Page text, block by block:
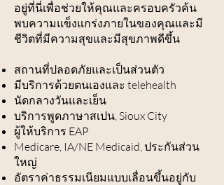
อยู่ที่นี่เพื่อช่วยให้คุณและครอบครัวค้น
พบความแข็งแกร่งภายในของคุณและมี
ชีวิตที่มีความสุขและมีสุขภาพดีขึ้น
สถานที่ปลอดภัยและเป็นส่วนตัว
มีบริการด้วยตนเองและ telehealth
นัดกลางวันและเย็น
บริการพูดภาษาสเปน, Sioux City
ผู้ให้บริการ EAP
Medicare, IA/NE Medicaid, ประกันส่วน
ใหญ่
อัตราค่าธรรมเนียมแบบเลื่อนขึ้นอยู่กับ